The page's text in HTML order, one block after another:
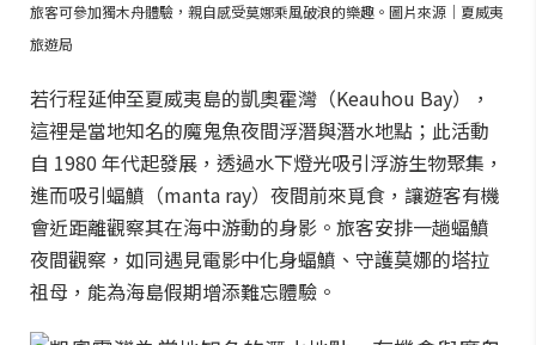
旅客可參加獨木舟體驗，親自感受莫娜乘風破浪的樂趣。圖片來源｜夏威夷
旅遊局
若行程延伸至夏威夷島的凱奧霍灣（Keauhou Bay），
這裡是當地知名的魔鬼魚夜間浮潛與潛水地點；此活動
自 1980 年代起發展，透過水下燈光吸引浮游生物聚集，
進而吸引蝠鱝（manta ray）夜間前來覓食，讓遊客有機
會近距離觀察其在海中游動的身影。旅客安排一趟蝠鱝
夜間觀察，如同遇見電影中化身蝠鱝、守護莫娜的塔拉
祖母，能為海島假期增添難忘體驗。